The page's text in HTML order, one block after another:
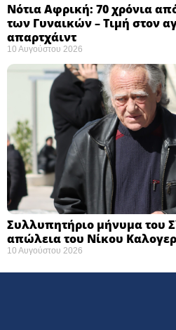
Νότια Αφρική: 70 χρόνια
των Γυναικών – Τιμή στον
απαρτχάιντ ​
10 Αυγούστου 2026
Συλλυπητήριο μήνυμα του
απώλεια του Νίκου
10 Αυγούστου 2026